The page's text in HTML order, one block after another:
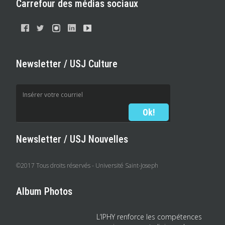
Carrefour des médias sociaux
Newsletter / USJ Culture
Newsletter / USJ Nouvelles
©2017 Tous droits réservés - Université Saint-Joseph
Album Photos
L’IPHY renforce les compétences